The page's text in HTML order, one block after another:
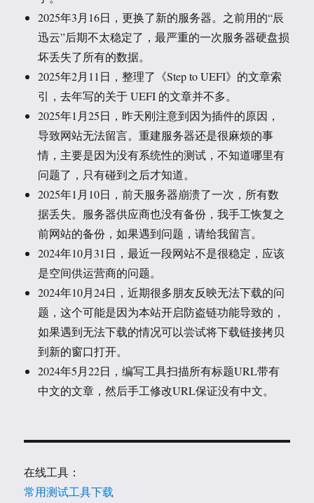
2025年3月16日，更换了新的服务器。之前用的“辰
迅云”后期不太稳定了，最严重的一次服务器硬盘损
坏丢失了所有的数据。
2025年2月11日，整理了《Step to UEFI》的文章索
引，去年写的关于 UEFI 的文章并不多。
2025年1月25日，昨天刚注意到因为插件的原因，
导致网站无法留言。重建服务器还是很麻烦的事
情，主要是因为没有系统性的测试，不知道哪里有
问题了，只有碰到之后才知道。
2025年1月10日，前天服务器崩溃了一次，所有数
据丢失。服务器供应商也没有备份，我手工恢复之
前网站的备份，如果遇到问题，请给我留言。
2024年10月31日，最近一段网站不是很稳定，应该
是空间供运营商的问题。
2024年10月24日，近期很多朋友反映无法下载的问
题，这个可能是因为本站开启防盗链功能导致的，
如果遇到无法下载的情况可以尝试将下载链接拷贝
到新的窗口打开。
2024年5月22日，编写工具扫描所有标题URL带有
中文的文章，然后手工修改URL保证没有中文。
在线工具：
常用测试工具下载